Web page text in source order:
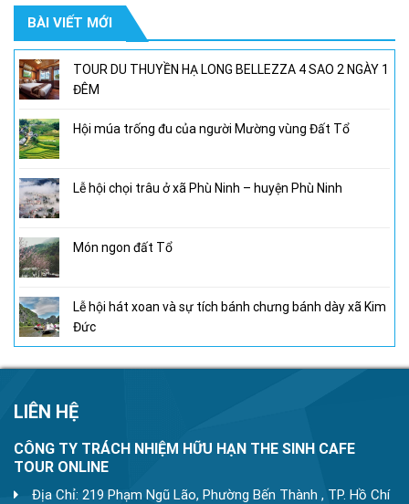
800,000₫.
BÀI VIẾT MỚI
TOUR DU THUYỀN HẠ LONG BELLEZZA 4 SAO 2 NGÀY 1
ĐÊM
Hội múa trống đu của người Mường vùng Đất Tổ
Lễ hội chọi trâu ở xã Phù Ninh – huyện Phù Ninh
Món ngon đất Tổ
Lễ hội hát xoan và sự tích bánh chưng bánh dày xã Kim
Đức
LIÊN HỆ
CÔNG TY TRÁCH NHIỆM HỮU HẠN THE SINH CAFE
TOUR ONLINE
Địa Chỉ: 219 Phạm Ngũ Lão, Phường Bến Thành , TP. Hồ Chí